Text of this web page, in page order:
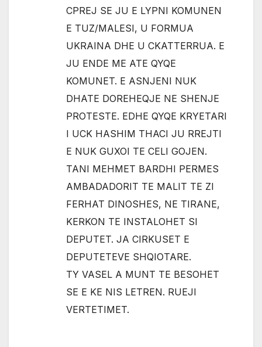
CPREJ SE JU E LYPNI KOMUNEN
E TUZ/MALESI, U FORMUA
UKRAINA DHE U CKATTERRUA. E
JU ENDE ME ATE QYQE
KOMUNET. E ASNJENI NUK
DHATE DOREHEQJE NE SHENJE
PROTESTE. EDHE QYQE KRYETARI
I UCK HASHIM THACI JU RREJTI
E NUK GUXOI TE CELI GOJEN.
TANI MEHMET BARDHI PERMES
AMBADADORIT TE MALIT TE ZI
FERHAT DINOSHES, NE TIRANE,
KERKON TE INSTALOHET SI
DEPUTET. JA CIRKUSET E
DEPUTETEVE SHQIOTARE.
TY VASEL A MUNT TE BESOHET
SE E KE NIS LETREN. RUEJI
VERTETIMET.